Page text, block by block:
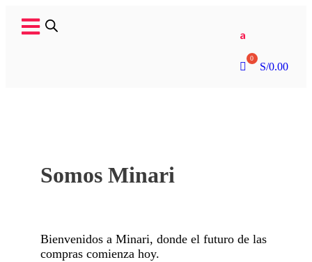
a
S/0.00
Somos Minari
Bienvenidos a Minari, donde el futuro de las
compras comienza hoy.